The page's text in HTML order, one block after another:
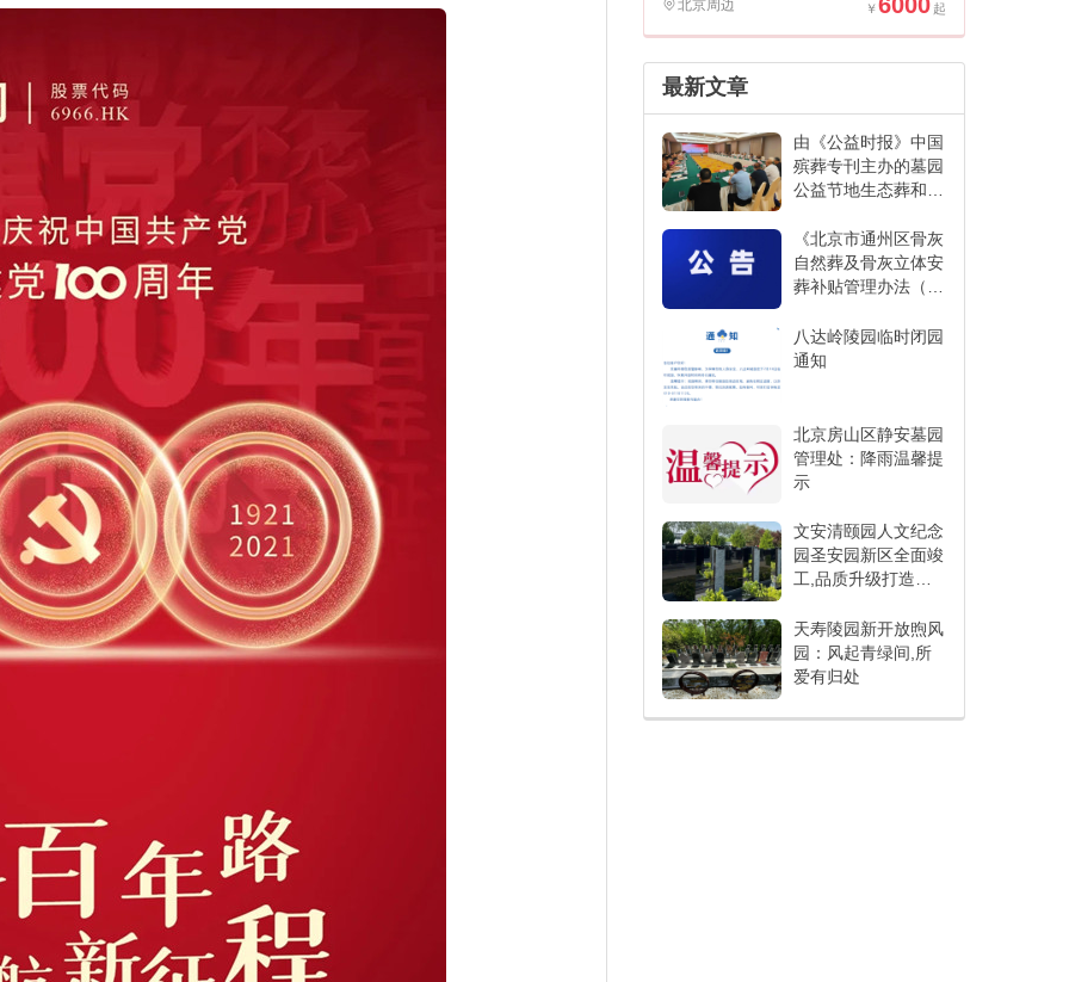
北京周边
最新文章
由《公益时报》中国
殡葬专刊主办的墓园
公益节地生态葬和创
在江苏省宜兴市举办
《北京市通州区骨灰
自然葬及骨灰立体安
葬补贴管理办法（征
八达岭陵园临时闭园
通知
北京房山区静安墓园
管理处：降雨温馨提
示
文安清颐园人文纪念
园圣安园新区全面竣
工,品质升级打造人
天寿陵园新开放煦风
园：风起青绿间,所
爱有归处